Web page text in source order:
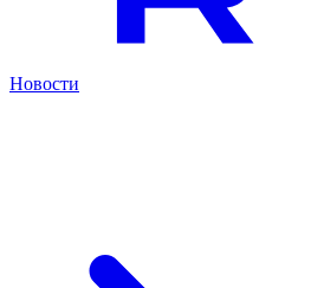
Новости